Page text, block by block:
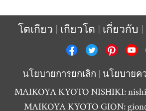
โตเกียว เกียวโต เกี่ยวกับ
นโยบายการยกเลิก นโยบายค
MAIKOYA KYOTO NISHIKI:
MAIKOYA KYOTO GION: